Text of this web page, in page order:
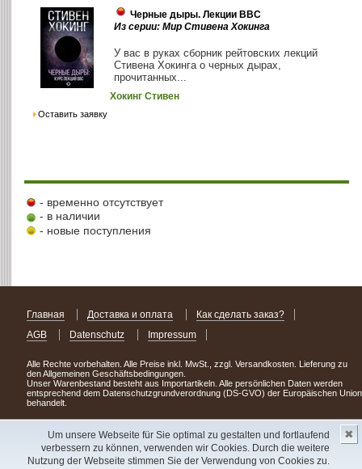
Um unsere Webseite für Sie optimal zu gestalten und fortlaufend
verbessern zu können, verwenden wir Cookies. Durch die weitere
Nutzung der Webseite stimmen Sie der Verwendung von Cookies zu.
✖
Черные дыры. Лекции BBC
Из серии: Мир Стивена Хокинга
У вас в руках сборник рейтовских лекций
Стивена Хокинга о черных дырах,
прочитанных...
Хокинг Стивен
Оставить заявку
- временно отсутствует
- в наличии
- новые поступления
Главная Доставка и оплата
Как сделать заказ?
AGB
Datenschutz Impressum
Alle Rechte vorbehalten. Alle Preise inkl. MwSt., zzgl. Versandkosten. Lieferung zu
den Allgemeinen Geschäftsbedingungen.
Unser Warenbestand besteht aus Importartikeln. Alle persönlichen Daten werden
entsprechend dem Datenschutzgrundverordnung (DS-GVO) der Europäischen Union
behandelt.
Сделав заказ сегодня, уже через день или два Вы можете стать обладателем
НОВИНКИ из Германии! Удачного поиска!
Copyright 2003 - 2023 © Express-Kniga